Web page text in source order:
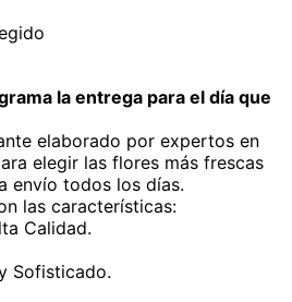
la entrega para el día que
elaborado por expertos en
elegir las flores más frescas
envío todos los días.
las características:
Calidad.
Sofisticado.